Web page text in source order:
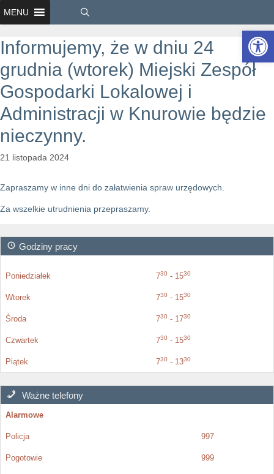
MENU
Informujemy, że w dniu 24
grudnia (wtorek) Miejski Zespół
Gospodarki Lokalowej i
Administracji w Knurowie będzie
nieczynny.
21 listopada 2024
Zapraszamy w inne dni do załatwienia spraw urzędowych.
Za wszelkie utrudnienia przepraszamy.
Godziny pracy
Poniedziałek 730 - 1530
Wtorek 730 - 1530
Środa 730 - 1730
Czwartek 730 - 1530
Piątek 730 - 1330
Ważne telefony
Alarmowe
Policja 997
Pogotowie 999